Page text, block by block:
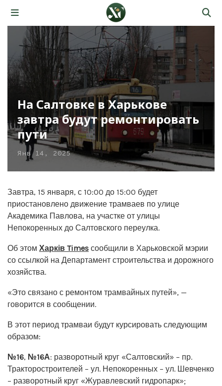
На Салтовке в Харькове
завтра будут ремонтировать
пути
Янв 14, 2025
Завтра, 15 января, с 10:00 до 15:00 будет
приостановлено движение трамваев по улице
Академика Павлова, на участке от улицы
Непокоренных до Салтовского переулка.
Об этом Харків Times сообщили в Харьковской мэрии
со ссылкой на Департамент строительства и дорожного
хозяйства.
«Это связано с ремонтом трамвайных путей», —
говорится в сообщении.
В этот период трамваи будут курсировать следующим
образом:
№16, №16А: разворотный круг «Салтовский» – пр.
Тракторостроителей – ул. Непокоренных – ул. Шевченко
– разворотный круг «Журавлевский гидропарк»;